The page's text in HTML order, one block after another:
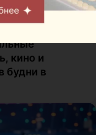
кино и
будни в